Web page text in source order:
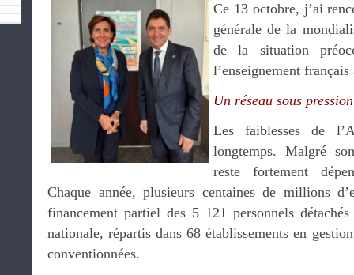
Ce 13 octobre, j’ai
générale de la
de la situation
l’enseignement
Un réseau sous
Les faiblesses de
longtemps. Malgré
reste fortement
Chaque année, plusieurs centaines de millions
financement partiel des 5 121 personnels
nationale, répartis dans 68 établissements en
conventionnées.